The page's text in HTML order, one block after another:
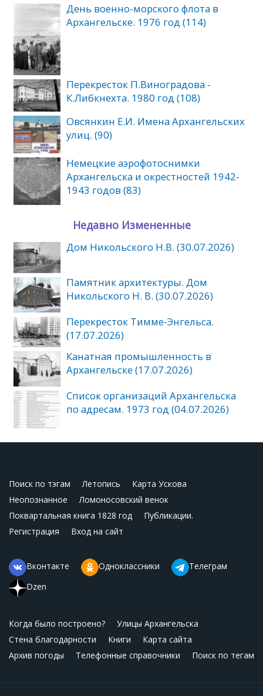
День военно-морского флота в
Архангельске. 1976 год (114)
Перекресток П.Виноградова -
К.Либкнехта. 1980 год (108)
Овсянкин Е.И. Имена Архангельских
улиц. (90)
Немецкие аэрофотоснимки
Архангельска и окрестностей 1942-
1943 годов (83)
Недавно Измененные
Дом Никольского Н.В. (30.07.2026)
Памятник архитектуры. Дом
Никольского Н. В. (30.07.2026)
Перекресток Тимме-Энгельса.
(17.07.2026)
Канатная промышленность в
Архангельске (17.07.2026)
Список организаций Архангельска
по адресам. 1973 год (04.07.2026)
Поиск по тэгам Летопись
Карта Ускова
Неопознанное
Ломоносовский венок
Поквартальная книга 1828 год
Публикации.
Регистрация
Вход на сайт
Вконтакте Одноклассники
Телеграм
Dzen
Когда было построено?
Улицы Архангельска
Стена благодарности
Книги
Карта сайта
Архив погоды
Телефонные справочники Поиск по тегам